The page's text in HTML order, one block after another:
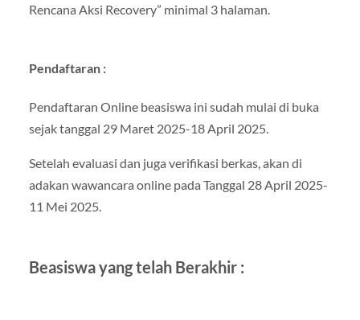
Rencana Aksi Recovery” minimal 3 halaman.
Pendaftaran :
Pendaftaran Online beasiswa ini sudah mulai di buka
sejak tanggal 29 Maret 2025-18 April 2025.
Setelah evaluasi dan juga verifikasi berkas, akan di
adakan wawancara online pada Tanggal 28 April 2025-
11 Mei 2025.
Beasiswa yang telah Berakhir :